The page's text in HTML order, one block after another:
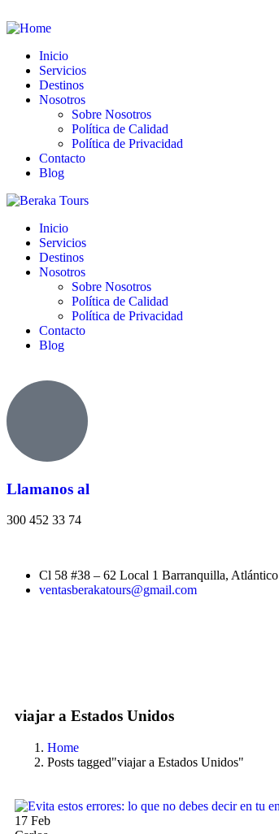
Inicio
Servicios
Destinos
Nosotros
Sobre Nosotros
Política de Calidad
Política de Privacidad
Contacto
Blog
Inicio
Servicios
Destinos
Nosotros
Sobre Nosotros
Política de Calidad
Política de Privacidad
Contacto
Blog
Llamanos al
300 452 33 74
Cl 58 #38 – 62 Local 1 Barranquilla, Atlántico
ventasberakatours@gmail.com
viajar a Estados Unidos
Home
Posts tagged"viajar a Estados Unidos"
17 Feb